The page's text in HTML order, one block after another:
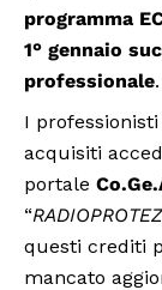
programma
1° gennaio
professionale.
I
acquisiti
portale
“
questi crediti
mancato